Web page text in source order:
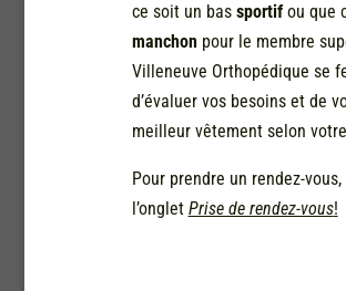
ce soit un bas sportifou que
manchonpour le membre
Villeneuve Orthopédique se
d’évaluer vos besoins et de
meilleur vêtement selon
Pour prendre un rendez-
l’onglet Prise de rendez-vous!